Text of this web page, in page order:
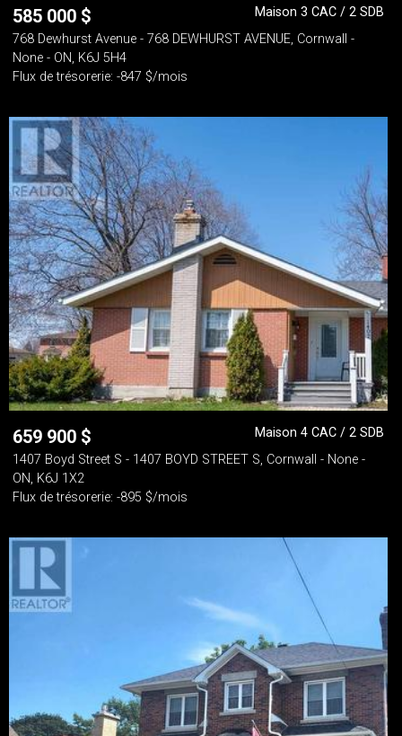
585 000 $
Maison 3 CAC / 2 SDB
768 Dewhurst Avenue - 768 DEWHURST AVENUE, Cornwall -
None - ON, K6J 5H4
Flux de trésorerie: -847 $/mois
659 900 $
Maison 4 CAC / 2 SDB
1407 Boyd Street S - 1407 BOYD STREET S, Cornwall - None -
ON, K6J 1X2
Flux de trésorerie: -895 $/mois